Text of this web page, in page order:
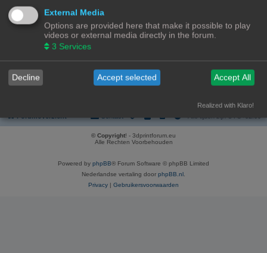
Om je te kunnen aanmelden, moet je geregistreerd zijn. Registratie neemt
enkele minuten in beslag, maar geeft je extra mogelijkheden. De
forumbeheerder kan ook extra permissies toestaan aan geregistreerde
gebruikers. Lees voor registratie onze gebruiksvoorwaarden en het
bijbehorend beleid. Bekijk ook de regels als je gebruik maakt van het forum.
Gebruikersvoorwaarden|Privacybeleid
Registreer
© Copyright! - 3dprintforum.eu
Alle Rechten Voorbehouden
Powered by phpBB® Forum Software © phpBB Limited
Nederlandse vertaling door phpBB.nl
Privacy | Gebruikersvoorwaarden
External Media
Options are provided here that make it possible to play
videos or external media directly in the forum.
3 Services
Decline Accept selected Accept All
Realized with Klaro!